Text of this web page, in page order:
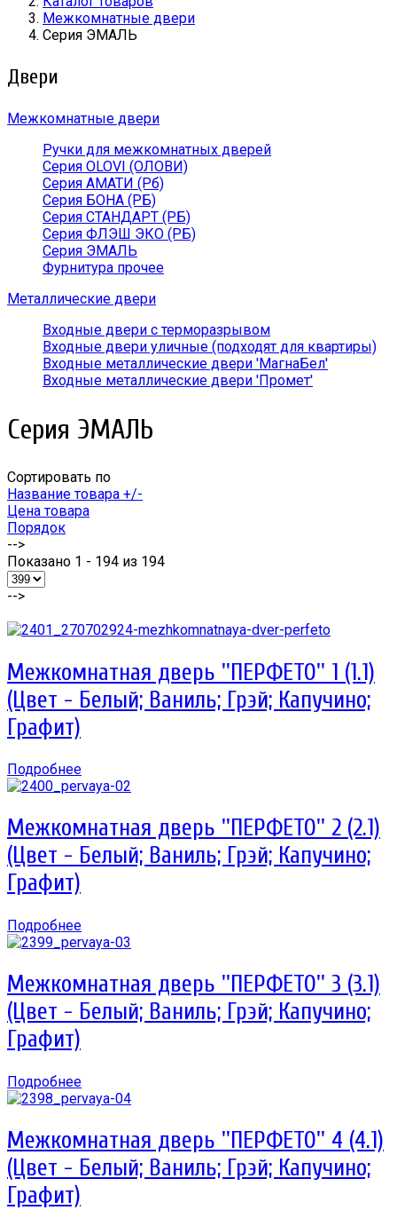
Межкомнатные двери
Серия ЭМАЛЬ
Двери
Межкомнатные двери
Ручки для межкомнатных дверей
Серия OLOVI (ОЛОВИ)
Серия АМАТИ (Рб)
Серия БОНА (РБ)
Серия СТАНДАРТ (РБ)
Серия ФЛЭШ ЭКО (РБ)
Серия ЭМАЛЬ
Фурнитура прочее
Металлические двери
Входные двери с терморазрывом
Входные двери уличные (подходят для квартиры)
Входные металлические двери 'МагнаБел'
Входные металлические двери 'Промет'
Серия ЭМАЛЬ
Сортировать по
Название товара +/-
Цена товара
Порядок
-->
Показано 1 - 194 из 194
-->
Межкомнатная дверь ''ПЕРФЕТО'' 1 (1.1)
(Цвет - Белый; Ваниль; Грэй; Капучино;
Графит)
Подробнее
Межкомнатная дверь ''ПЕРФЕТО'' 2 (2.1)
(Цвет - Белый; Ваниль; Грэй; Капучино;
Графит)
Подробнее
Межкомнатная дверь ''ПЕРФЕТО'' 3 (3.1)
(Цвет - Белый; Ваниль; Грэй; Капучино;
Графит)
Подробнее
Межкомнатная дверь ''ПЕРФЕТО'' 4 (4.1)
(Цвет - Белый; Ваниль; Грэй; Капучино;
Графит)